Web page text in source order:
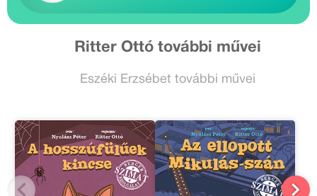
Ritter Ottó további művei
Eszéki Erzsébet további művei